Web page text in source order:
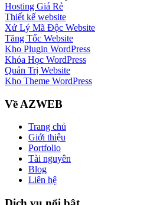
Hosting Giá Rẻ
Thiết kế website
Xử Lý Mã Độc Website
Tăng Tốc Website
Kho Plugin WordPress
Khóa Học WordPress
Quản Trị Website
Kho Theme WordPress
Về AZWEB
Trang chủ
Giới thiệu
Portfolio
Tài nguyên
Blog
Liên hệ